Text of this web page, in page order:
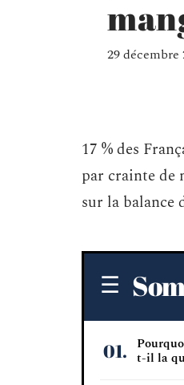
29 décembre
17 % des
par crainte de
sur la balance
t-il la